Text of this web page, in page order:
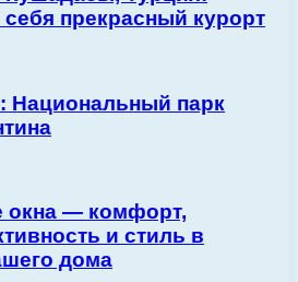
себя прекрасный курорт
Национальный парк
окна — комфорт,
и стиль в
дома